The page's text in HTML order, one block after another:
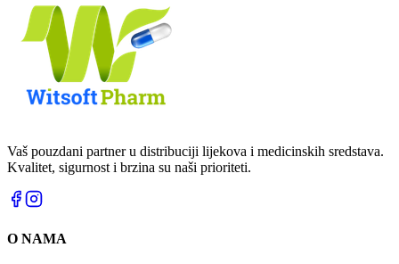
Vaš pouzdani partner u distribuciji lijekova i medicinskih sredstava.
Kvalitet, sigurnost i brzina su naši prioriteti.
O NAMA